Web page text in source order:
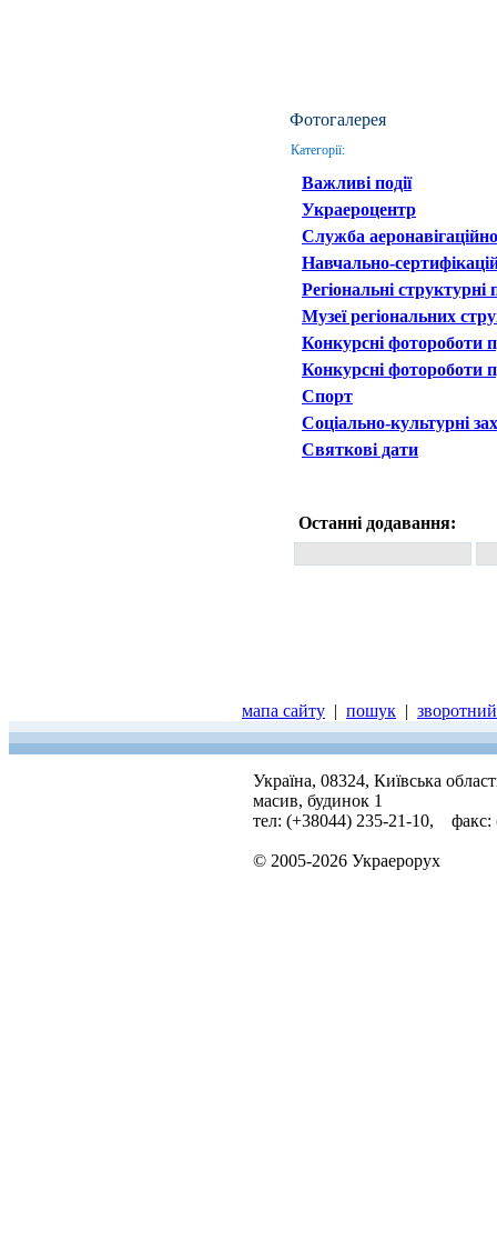
Фотогалерея
Категорії:
Важливі події
Украероцентр
Служба
Навчально-
Регіональні структурні
Музеї регіональних
Конкурсні фотороботи
Конкурсні фотороботи
Спорт
Соціально-культурні
Святкові дати
Останні додавання:
мапа сайту | пошук |
Україна, 08324, Київська
масив, будинок 1
тел: (+38044) 235-21-10, факс:
© 2005-2026 Украерорух